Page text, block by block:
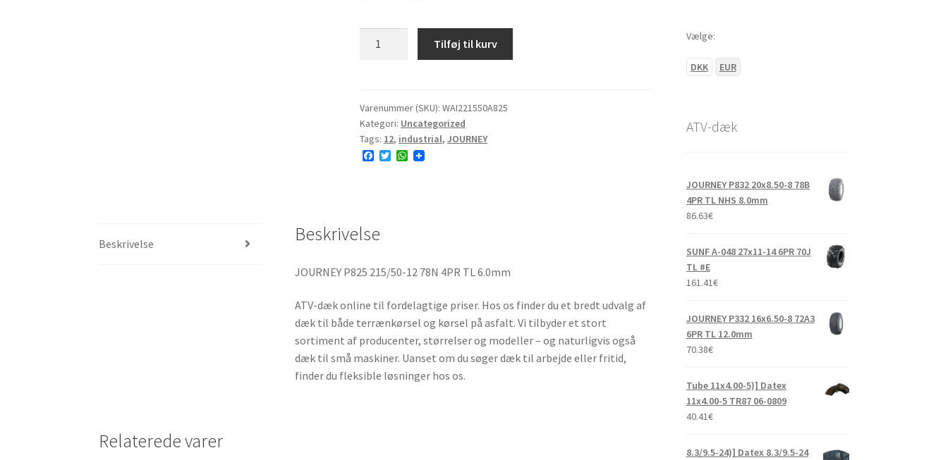
78N
4PR
TL
6.0mm
Tilføj til kurv
Varenummer (SKU):WAI221550A825
Kategori: Uncategorized
Tags: 12, industrial,JOURNEY
F
k
T
W
Beskrivelse Beskrivelse
JOURNEY P825 215/50-12 78N 4PR TL 6.0mm
ATV-dæk online til fordelagtige priser. Hos os finder du et bredt udvalg af
dæk til både terrænkørsel og kørsel på asfalt. Vi tilbyder et stort
sortiment af producenter, størrelser og modeller – og naturligvis også
dæk til små maskiner. Uanset om du søger dæk til arbejde eller fritid,
finder du fleksible løsninger hos os.
Relaterede varer
Vælge:
DKK EUR
ATV-dæk
JOURNEY P832 20x8.50-8 78B
4PR TL NHS 8.0mm
86.63€
SUNF A-048 27x11-14 6PR 70J
TL #E
161.41€
JOURNEY P332 16x6.50-8 72A3
6PR TL 12.0mm
70.38€
Tube 11x4.00-5)] Datex
11x4.00-5 TR87 06-0809
40.41€
8.3/9.5-24)] Datex 8.3/9.5-24